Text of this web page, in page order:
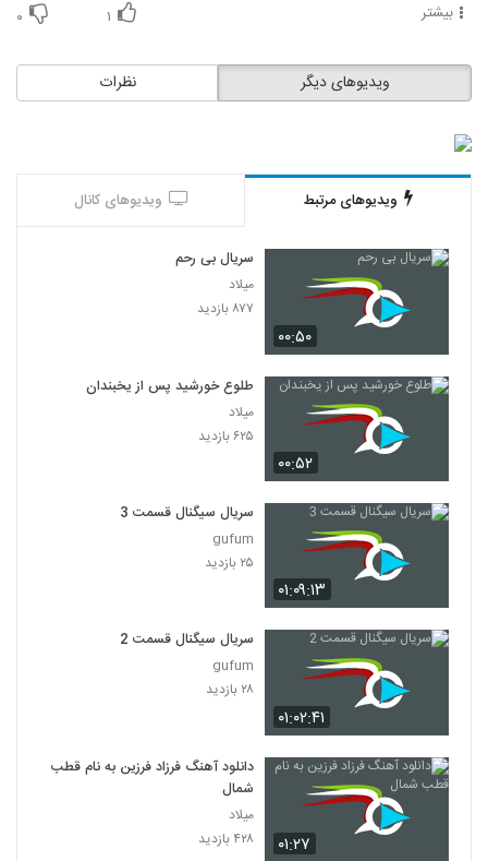
بیشتر ۱ ۰
نظرات ویدیوهای دیگر
ویدیوهای مرتبط ویدیوهای کانال
۰۰:۵۰
سریال بی رحم
میلاد
۸۷۷ بازدید
۰۰:۵۲
طلوع خورشید پس از یخبندان
میلاد
۶۲۵ بازدید
۰۱:۰۹:۱۳
سریال سیگنال قسمت 3
gufum
۲۵ بازدید
۰۱:۰۲:۴۱
سریال سیگنال قسمت 2
gufum
۲۸ بازدید
۰۱:۲۷
دانلود آهنگ فرزاد فرزین به نام قطب
شمال
میلاد
۴۲۸ بازدید